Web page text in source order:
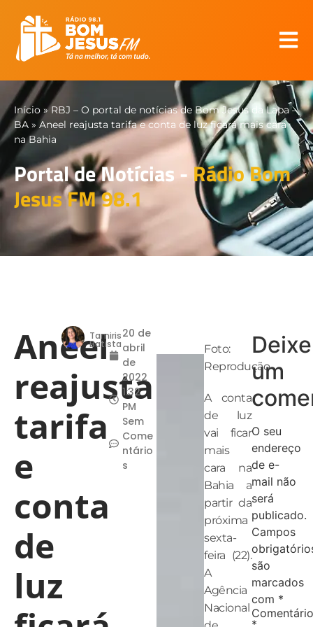
Início »RBJ – O portal de notícias de Bom Jesus da Lapa –
BA » Aneel reajusta tarifa e conta de luz ficará mais cara
na Bahia
Portal de Notícias -Rádio Bom
Jesus FM 98.1
Aneel
reajusta
tarifa
e
conta
de
luz
Tamiris
Batista
20 de
abril
de
2022
1:32
PM
Sem
Come
ntário
s
Foto:
Reprodução
A conta
de luz
vai ficar
mais
cara na
Bahia a
partir da
próxima
sexta-
feira (22).
A
Agência
Nacional
Deixe
um
O seu
endereço
de e-
mail não
será
publicado.
Campos
são
marcados
com *
Comentário
*